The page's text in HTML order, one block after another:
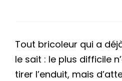
Tout bricoleur qui a
le sait : le plus difficile
tirer l’enduit, mais